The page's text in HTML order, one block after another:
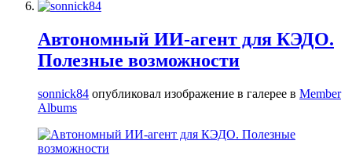
Автономный ИИ-агент для КЭДО.
Полезные возможности
sonnick84 опубликовал изображение в галерее в Member
Albums